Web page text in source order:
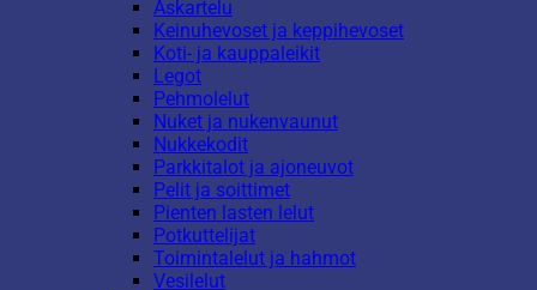
Askartelu
Keinuhevoset ja keppihevoset
Koti- ja kauppaleikit
Legot
Pehmolelut
Nuket ja nukenvaunut
Nukkekodit
Parkkitalot ja ajoneuvot
Pelit ja soittimet
Pienten lasten lelut
Potkuttelijat
Toimintalelut ja hahmot
Vesilelut